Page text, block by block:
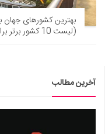
بهترین کشورهای جهان
(لیست 10 کشور برتر برای زندگی)
آخرین مطالب